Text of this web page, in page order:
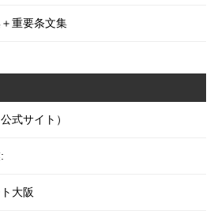
重要条文集
式サイト）
大阪